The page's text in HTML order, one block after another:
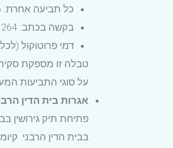
כל תביעה אחרת: 536 ש"ח .
בקשה בכתב: 264 ש"ח .
דמי פרוטוקול (לכל דיון):
טבלה זו מספקת
על סוגי התביעות
אגרות בית הדין
פתיחת תיק גירושין
בבית הדין הרבני.